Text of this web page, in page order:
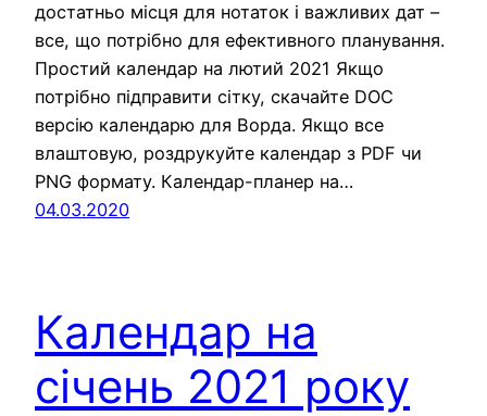
достатньо місця для нотаток і важливих дат –
все, що потрібно для ефективного планування.
Простий календар на лютий 2021 Якщо
потрібно підправити сітку, скачайте DOC
версію календарю для Ворда. Якщо все
влаштовую, роздрукуйте календар з PDF чи
PNG формату. Календар-планер на…
04.03.2020
Календар на
січень 2021 року